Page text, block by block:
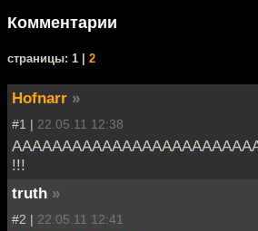
Комментарии
cтраницы: 1 | 2
Hofnarr »
#1 | 22.05.11 12:38
!!!
truth »
#2 | 22.05.11 12:41